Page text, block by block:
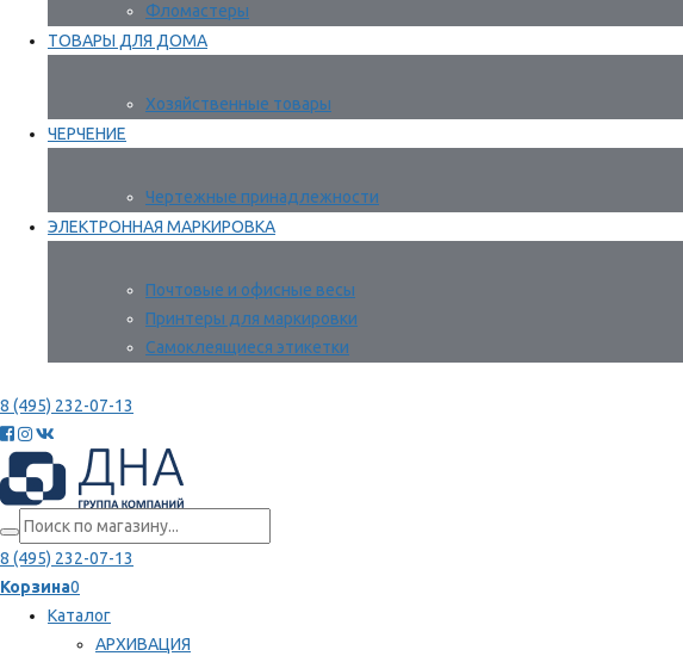
Фломастеры
ТОВАРЫ ДЛЯ ДОМА
Хозяйственные товары
ЧЕРЧЕНИЕ
Чертежные принадлежности
ЭЛЕКТРОННАЯ МАРКИРОВКА
Почтовые и офисные весы
Принтеры для маркировки
Самоклеящиеся этикетки
8 (495) 232-07-13
8 (495) 232-07-13
Корзина0
Каталог
АРХИВАЦИЯ